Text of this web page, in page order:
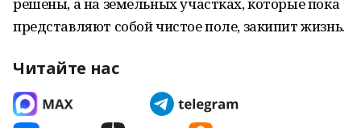
представляют собой чистое поле, закипит жизнь.
Читайте нас